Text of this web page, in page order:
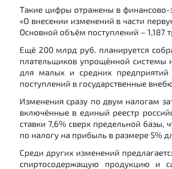
Такие цифры отражены в финансово-
«О внесении изменений в части
Основной объём поступлений – 1,187
Ещё 200 млрд руб. планируется
плательщиков упрощённой системы
для малых и средних
поступлений в государственные
Изменения сразу по двум налогам
включённые в единый реестр
ставки 7,6% сверх предельной
по налогу на прибыль в размере 5%
Среди других изменений
спиртосодержащую продукцию и